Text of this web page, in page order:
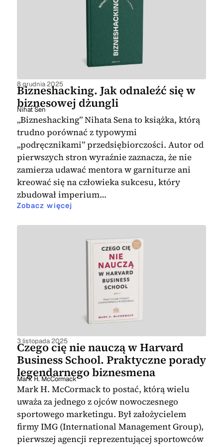
przeczytać, to też na przykład A. Grant
” oraz E. Stelmasiak „
”. Te pozycje pozwolą rozwijać
siebie oraz dzielić się zdobytymi
informacjami z innymi.
przeczytać, to więc te pozwalające
poznać samego siebie, dzięki
znajdowaniu w sobie pozytywnych cech,
kluczowych w drodze do sukcesu
pewno warto mieć tego typu lektury w
domowej lub biurowej biblioteczce czy
też podarować je w prezencie innej
osobie, która chętnie podejmie się pracy
nad sobą, by osiągać jeszcze więcej na
wielu płaszczyznach życia.
Zachęcamy do zapoznania się z wszystkim
zgromadzonymi w tej kategorii
pozycjami.
8 grudnia 2025
Bizneshacking. Jak odnaleźć się w
biznesowej dżungli
Nihat Sen
„Bizneshacking” Nihata Sena to książka, którą
trudno porównać z typowymi
„podręcznikami” przedsiębiorczości. Autor od
pierwszych stron wyraźnie zaznacza, że nie
zamierza udawać mentora w garniturze ani
kreować się na człowieka sukcesu, który
zbudował imperium…
Zobacz więcej
3 listopada 2025
Czego cię nie nauczą w Harvard
Business School. Praktyczne porady
legendarnego biznesmena
Mark H. McCormack
Mark H. McCormack to postać, którą wielu
uważa za jednego z ojców nowoczesnego
sportowego marketingu. Był założycielem
firmy IMG (International Management Group),
pierwszej agencji reprezentującej sportowców